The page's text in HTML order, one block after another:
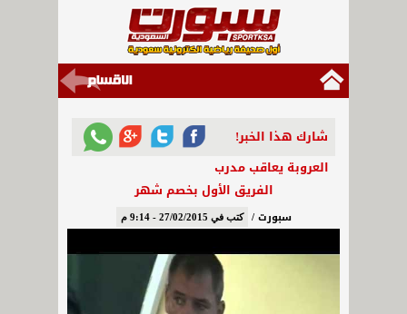
شارك هذا الخبر!
العروبة يعاقب مدرب
الفريق الأول بخصم شهر
سبورت / كتب في 27/02/2015 - 9:14 م